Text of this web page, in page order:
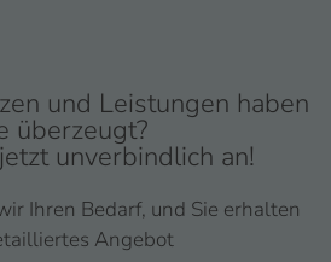
und Leistungen haben
überzeugt?
unverbindlich an!
Ihren Bedarf, und Sie erhalten
Angebot